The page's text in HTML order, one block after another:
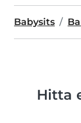
Babysits
Hitta